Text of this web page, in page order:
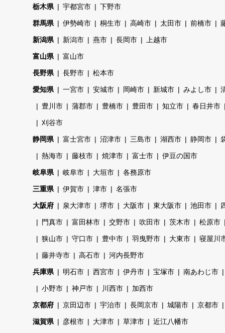
栃木県 宇都宮市 下野市
群馬県 伊勢崎市 桐生市 高崎市 太田市 前橋市
新潟県 新潟市 燕市 長岡市 上越市
富山県 富山市
長野県 長野市 松本市
愛知県 一宮市 安城市 岡崎市 新城市 みよし市
豊川市 蒲郡市 豊橋市 豊田市 知立市 春日井市
刈谷市
静岡県 富士宮市 沼津市 三島市 湖西市 静岡市
熱海市 藤枝市 焼津市 富士市 伊豆の国市
岐阜県 岐阜市 大垣市 各務原市
三重県 伊賀市 津市 名張市
大阪府 泉大津市 堺市 大阪市 東大阪市 池田市
門真市 富田林市 交野市 吹田市 茨木市 松原市
狭山市 守口市 豊中市 羽曳野市 大東市 寝屋川
藤井寺市 高石市 河内長野市
兵庫県 明石市 西宮市 伊丹市 宝塚市 南あわじ市
小野市 神戸市 川西市 加西市
京都府 京田辺市 宇治市 長岡京市 城陽市 京都市
滋賀県 彦根市 大津市 草津市 近江八幡市